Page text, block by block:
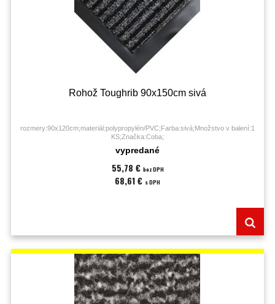
Rohož Toughrib 90x150cm sivá
rozmery:90x120cm;materiál:polypropylén/PVC;Farba:sivá;Množstvo v balení:1
KS;Značka:Coba;
vypredané
55,78 € bez DPH
68,61 € s DPH